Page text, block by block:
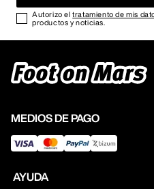
Autorizo eltratamiento de mis
productos y noticias.
MEDIOS DE PAGO
AYUDA